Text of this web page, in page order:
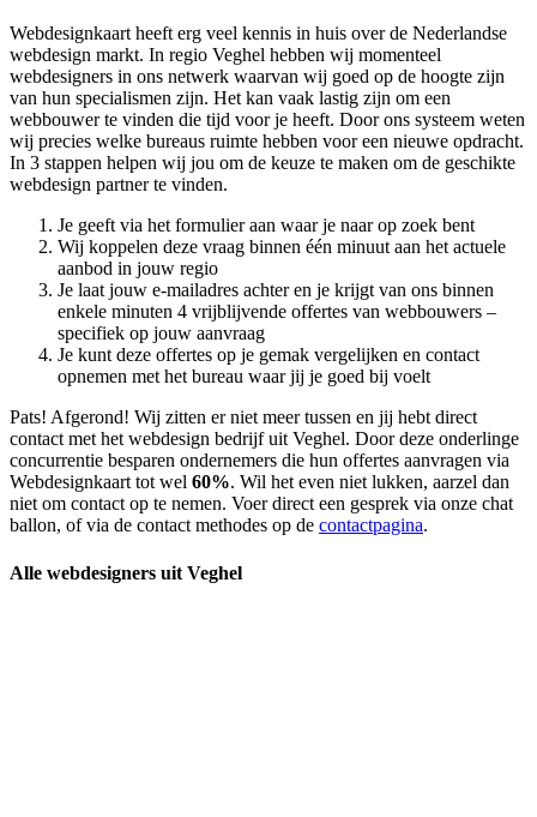
Webdesignkaart heeft erg veel kennis in huis over de Nederlandse
webdesign markt. In regio Veghel hebben wij momenteel
webdesigners in ons netwerk waarvan wij goed op de hoogte zijn
van hun specialismen zijn. Het kan vaak lastig zijn om een
webbouwer te vinden die tijd voor je heeft. Door ons systeem weten
wij precies welke bureaus ruimte hebben voor een nieuwe opdracht.
In 3 stappen helpen wij jou om de keuze te maken om de geschikte
webdesign partner te vinden.
Je geeft via het formulier aan waar je naar op zoek bent
Wij koppelen deze vraag binnen één minuut aan het actuele
aanbod in jouw regio
Je laat jouw e-mailadres achter en je krijgt van ons binnen
enkele minuten 4 vrijblijvende offertes van webbouwers –
specifiek op jouw aanvraag
Je kunt deze offertes op je gemak vergelijken en contact
opnemen met het bureau waar jij je goed bij voelt
Pats! Afgerond! Wij zitten er niet meer tussen en jij hebt direct
contact met het webdesign bedrijf uit Veghel. Door deze onderlinge
concurrentie besparen ondernemers die hun offertes aanvragen via
Webdesignkaart tot wel 60%. Wil het even niet lukken, aarzel dan
niet om contact op te nemen. Voer direct een gesprek via onze chat
ballon, of via de contact methodes op de contactpagina.
Alle webdesigners uit Veghel